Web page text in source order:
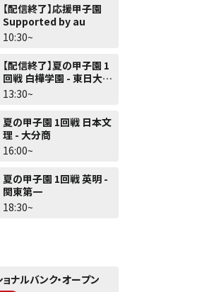
【配信終了】応援甲子園
Supported by au
10:30~
【配信終了】夏の甲子園 1
回戦 白樺学園 - 東日大昌
平
13:30~
夏の甲子園 1回戦 日本文
理 - 大分商
16:00~
夏の甲子園 1回戦 英明 -
関東第一
18:30~
ナルバンク・オープン